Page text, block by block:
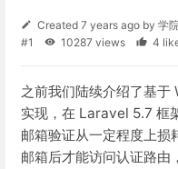
Created 7 years ago by 学
#1
10287 views 4
之前我们陆续介绍了基于
实现，在 Laravel 5.7 框
邮箱验证从一定程度上损
邮箱后才能访问认证路由